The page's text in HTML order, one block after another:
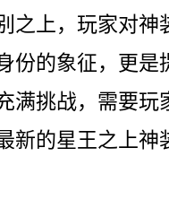
之上，玩家对
份的象征，更是
满挑战，需要玩
新的星王之上神